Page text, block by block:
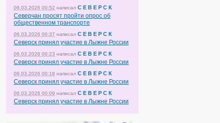
06.03.2026 00:52 написал С Е В Е Р С К
Северчан просят пройти опрос об
общественном транспорте
06.03.2026 00:37 написал С Е В Е Р С К
Северск принял участие в Лыжне России
06.03.2026 00:23 написал С Е В Е Р С К
Северск принял участие в Лыжне России
06.03.2026 00:18 написал С Е В Е Р С К
Северск принял участие в Лыжне России
06.03.2026 00:09 написал С Е В Е Р С К
Северск принял участие в Лыжне России